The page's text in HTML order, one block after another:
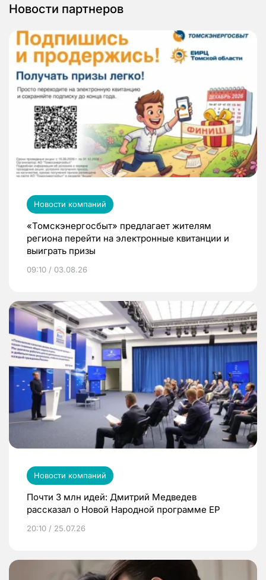
Новости партнеров
Новости компаний
«Томскэнергосбыт» предлагает жителям
региона перейти на электронные квитанции и
выиграть призы
09:10 / 03.08.26
Новости компаний
Почти 3 млн идей: Дмитрий Медведев
рассказал о Новой Народной программе ЕР
20:10 / 25.07.26